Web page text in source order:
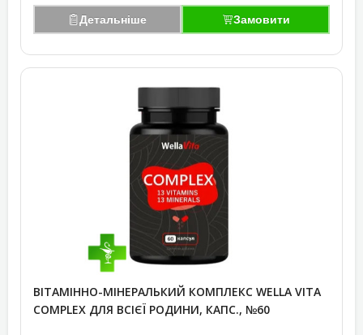
Детальніше Замовити
ВІТАМІННО-МІНЕРАЛЬКИЙ КОМПЛЕКС WELLA VITA
СOMPLEX ДЛЯ ВСІЄЇ РОДИНИ, КАПС., №60